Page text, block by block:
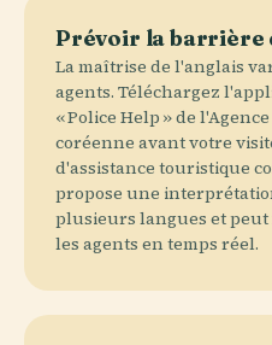
Prévoir la barrière
La maîtrise de l'anglais
agents. Téléchargez
« Police Help » de
coréenne avant votre
d'assistance touristique
propose une
plusieurs langues et
les agents en temps réel.